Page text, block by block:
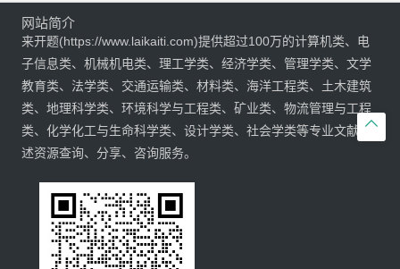

网站简介
来开题(https://www.laikaiti.com)提供超过100万的计算机类、电
子信息类、机械机电类、理工学类、经济学类、管理学类、文学
教育类、法学类、交通运输类、材料类、海洋工程类、土木建筑
类、地理科学类、环境科学与工程类、矿业类、物流管理与工程
类、化学化工与生命科学类、设计学类、社会学类等专业文献综
述资源查询、分享、咨询服务。